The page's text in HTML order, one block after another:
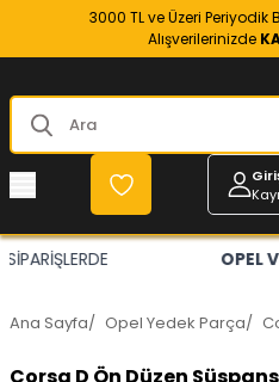
3000 TL ve Üzeri Periyodik
Alışverilerinizde
OPEL VE CHEVROLET-
Ana Sayfa/ Opel Yedek Parça/